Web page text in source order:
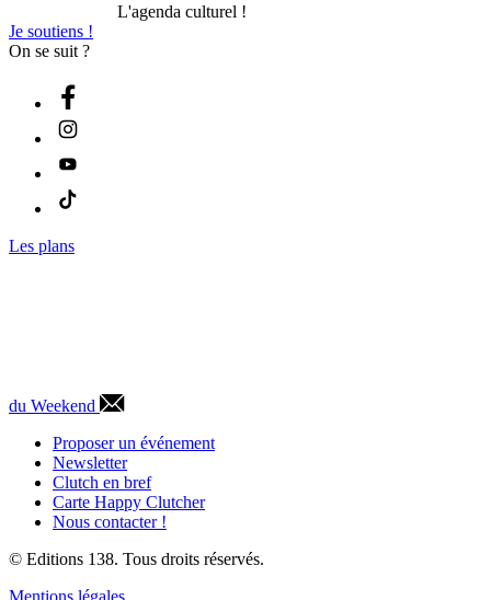
L'agenda culturel !
Je soutiens !
On se suit ?
Les plans
du Weekend
Proposer un événement
Newsletter
Clutch en bref
Carte Happy Clutcher
Nous contacter !
© Editions 138. Tous droits réservés.